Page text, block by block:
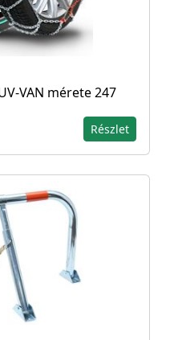
VAN mérete 247
Részlet